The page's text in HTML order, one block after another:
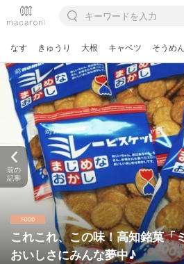
なす きゅうり 大根 キャベツ そうめん
これこれ、この味！高知銘菓「
おいしさにみんな夢中♪
前の
記事